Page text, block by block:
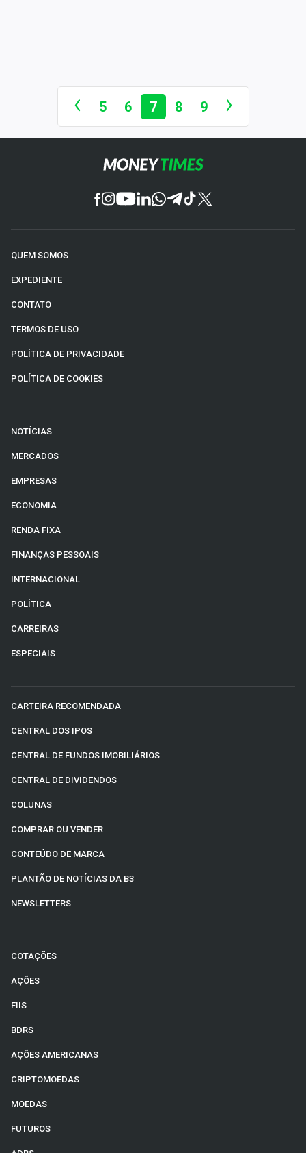
5 6 7 8 9
QUEM SOMOS
EXPEDIENTE
CONTATO
TERMOS DE USO
POLÍTICA DE PRIVACIDADE
POLÍTICA DE COOKIES
NOTÍCIAS
MERCADOS
EMPRESAS
ECONOMIA
RENDA FIXA
FINANÇAS PESSOAIS
INTERNACIONAL
POLÍTICA
CARREIRAS
ESPECIAIS
CARTEIRA RECOMENDADA
CENTRAL DOS IPOS
CENTRAL DE FUNDOS IMOBILIÁRIOS
CENTRAL DE DIVIDENDOS
COLUNAS
COMPRAR OU VENDER
CONTEÚDO DE MARCA
PLANTÃO DE NOTÍCIAS DA B3
NEWSLETTERS
COTAÇÕES
AÇÕES
FIIS
BDRS
AÇÕES AMERICANAS
CRIPTOMOEDAS
MOEDAS
FUTUROS